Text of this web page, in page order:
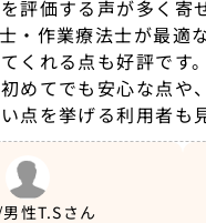
評価する声が多く寄
・作業療法士が最適
くれる点も好評です
めてでも安心な点や
点を挙げる利用者も
性T.Sさん